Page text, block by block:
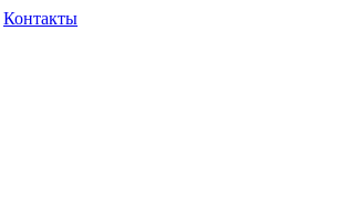
Контакты